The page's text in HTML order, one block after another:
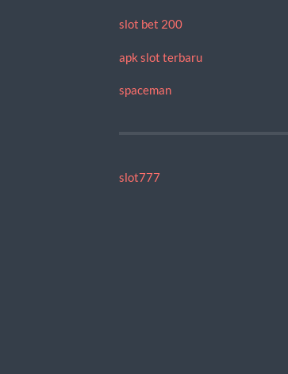
slot bet 200
apk slot terbaru
spaceman
slot777